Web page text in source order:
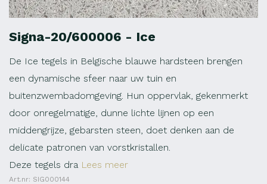
Signa-20/600006 - Ice
De Ice tegels in Belgische blauwe hardsteen brengen
een dynamische sfeer naar uw tuin en
buitenzwembadomgeving. Hun oppervlak, gekenmerkt
door onregelmatige, dunne lichte lijnen op een
middengrijze, gebarsten steen, doet denken aan de
delicate patronen van vorstkristallen.
Deze tegels dra Lees meer
Art.nr: SIG000144